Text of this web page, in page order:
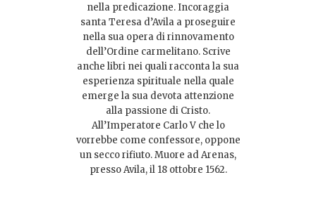
nella predicazione. Incoraggia
santa Teresa d’Avila a proseguire
nella sua opera di rinnovamento
dell’Ordine carmelitano. Scrive
anche libri nei quali racconta la sua
esperienza spirituale nella quale
emerge la sua devota attenzione
alla passione di Cristo.
All’Imperatore Carlo V che lo
vorrebbe come confessore, oppone
un secco rifiuto. Muore ad Arenas,
presso Avila, il 18 ottobre 1562.